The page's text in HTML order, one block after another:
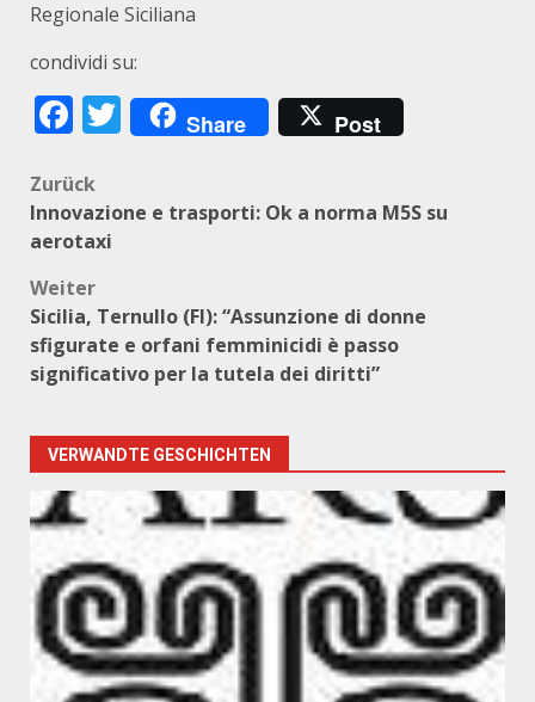
Regionale Siciliana
condividi su:
Facebook
Twitter
Share Post
Beitragsnavigation
Zurück
Innovazione e trasporti: Ok a norma M5S su
aerotaxi
Weiter
Sicilia, Ternullo (FI): “Assunzione di donne
sfigurate e orfani femminicidi è passo
significativo per la tutela dei diritti”
VERWANDTE GESCHICHTEN